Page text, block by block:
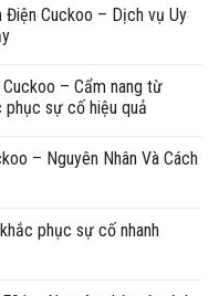
Điện Cuckoo – Dịch vụ Uy
– Cẩm nang từ
phục sự cố hiệu quả
– Nguyên Nhân Và Cách
phục sự cố nhanh